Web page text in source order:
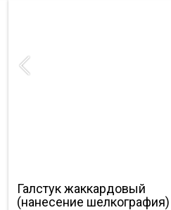
Previous
Галстук жаккардовый
(нанесение шелкография)